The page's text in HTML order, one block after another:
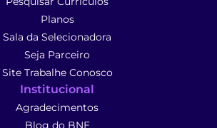
Planos
Sala da Selecionadora
Seja Parceiro
Site Trabalhe Conosco
Institucional
Agradecimentos
Blog do BNE